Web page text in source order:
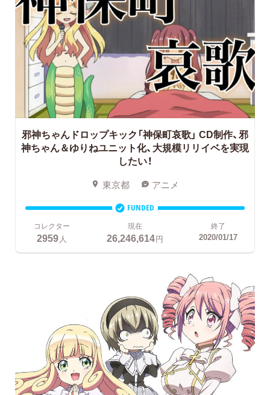
邪神ちゃんドロップキック「神保町哀歌」 CD制作、邪
神ちゃん＆ゆりねユニット化、大規模リリイベを実現
したい！
東京都 アニメ
FUNDED
コレクター
2959人
現在
26,246,614円
終了
2020/01/17